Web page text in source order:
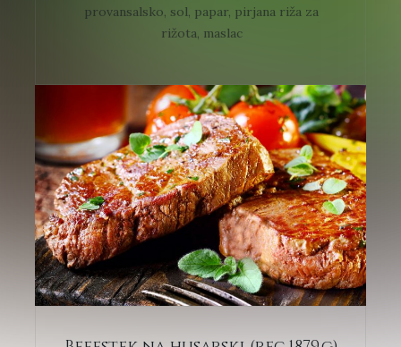
provansalsko, sol, papar, pirjana riža za
rižota, maslac